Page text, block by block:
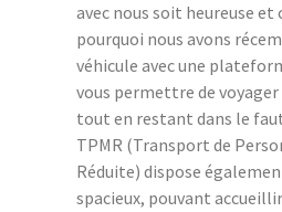
avec nous soit heureuse
pourquoi nous avons
véhicule avec une
vous permettre de
tout en restant dans le
TPMR (Transport de
Réduite) dispose
spacieux, pouvant